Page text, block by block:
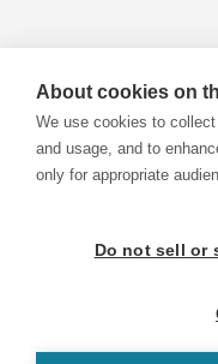
enseignants is proudly
About cookies on
We use cookies to
and usage, and to
only for appropriate
Do not sell or